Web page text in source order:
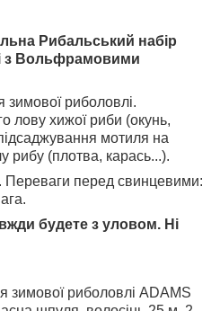
Рибальський набір
з Вольфрамовими
зимової риболовлі.
лову хижої риби (окунь,
мотиля на
рибу (плотва, карась...).
перед свинцевими:
будете з уловом. Ні
зимової риболовлі ADAMS